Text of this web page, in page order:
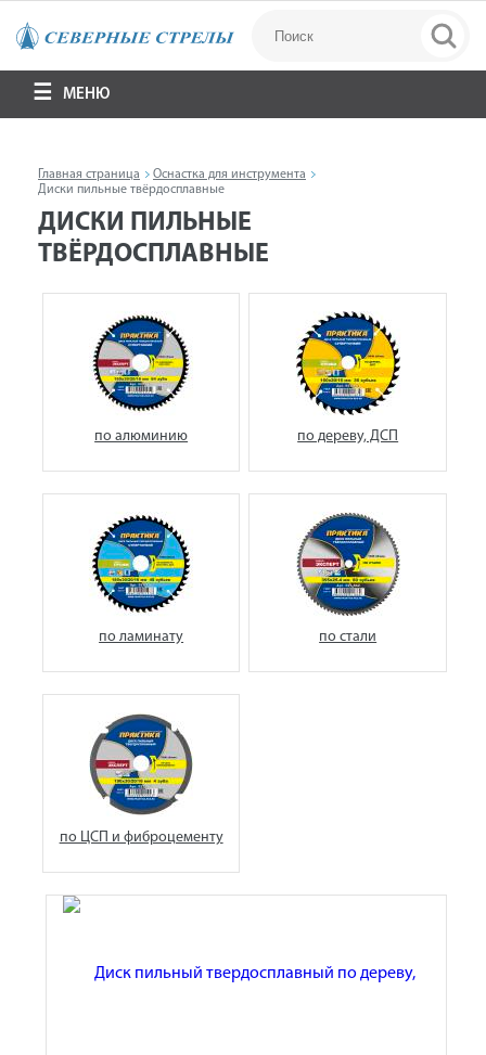
МЕНЮ
Главная страница
Оснастка для инструмента
Диски пильные твёрдосплавные
ДИСКИ ПИЛЬНЫЕ
ТВЁРДОСПЛАВНЫЕ
по алюминию по дереву, ДСП
по ламинату по стали
по ЦСП и фиброцементу